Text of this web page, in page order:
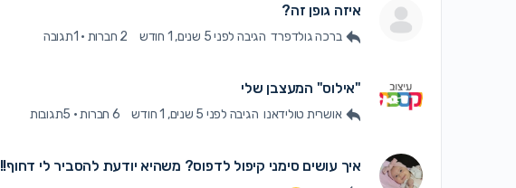
איזה גופן זה?
ברכה גולדפרד הגיבה לפני 5 שנים, 1 חודש 2 חברות · 1תגובה
"אילוס" המעצבן שלי
אושרית טולידאנו הגיבה לפני 5 שנים, 1 חודש 6 חברות · 5תגובות
איך עושים סימני קיפול לדפוס? משהיא יודעת להסביר לי דחוף!!